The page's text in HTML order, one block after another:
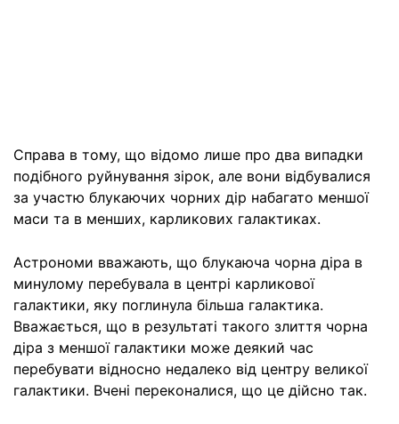
Справа в тому, що відомо лише про два випадки
подібного руйнування зірок, але вони відбувалися
за участю блукаючих чорних дір набагато меншої
маси та в менших, карликових галактиках.
Астрономи вважають, що блукаюча чорна діра в
минулому перебувала в центрі карликової
галактики, яку поглинула більша галактика.
Вважається, що в результаті такого злиття чорна
діра з меншої галактики може деякий час
перебувати відносно недалеко від центру великої
галактики. Вчені переконалися, що це дійсно так.